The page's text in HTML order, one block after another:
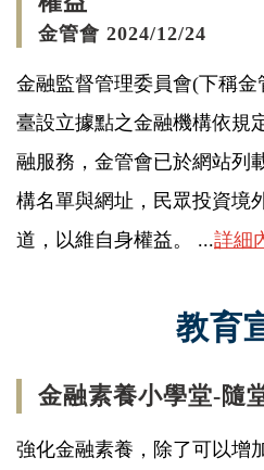
金管會 2024/12/24
金融監督管理委員會(下稱
臺設立據點之金融機構依規
融服務，金管會已於網站列
構名單與網址，民眾投資境
道，以維自身權益。 ...詳細
教育
金融素養小學堂-隨
強化金融素養，除了可以增